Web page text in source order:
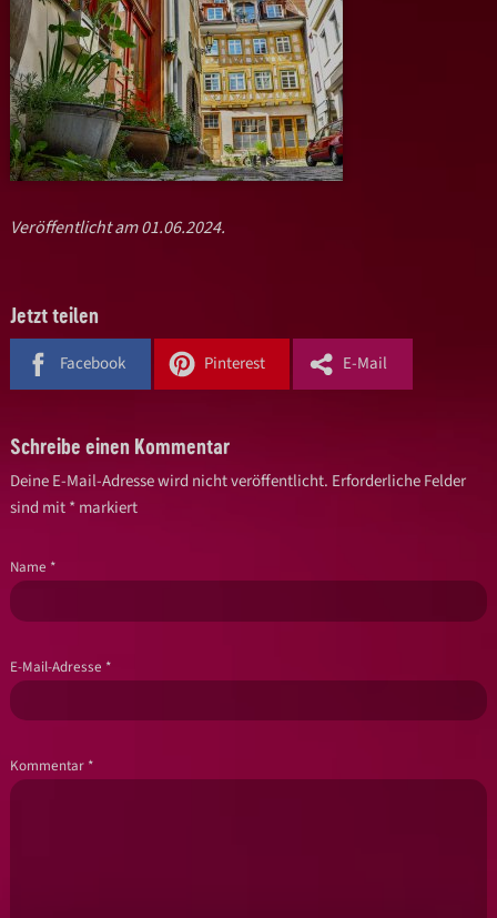
Veröffentlicht am 01.06.2024.
Jetzt teilen
Facebook Pinterest E-Mail
Schreibe einen Kommentar
Deine E-Mail-Adresse wird nicht veröffentlicht. Erforderliche Felder
sind mit*markiert
Name *
E-Mail-Adresse *
Kommentar *